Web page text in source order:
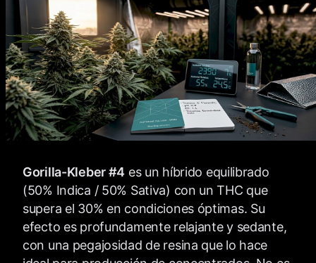
Gorilla-Kleber #4 es un híbrido equilibrado
(50% Indica / 50% Sativa) con un THC que
supera el 30% en condiciones óptimas. Su
efecto es profundamente relajante y sedante,
con una pegajosidad de resina que lo hace